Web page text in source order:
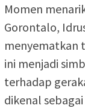
Momen
Gorontalo,
menyematkan
ini menjadi
terhadap
dikenal